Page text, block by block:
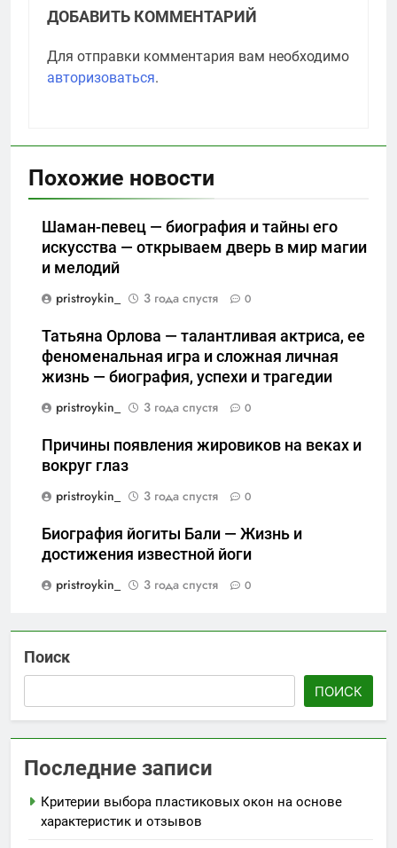
ДОБАВИТЬ КОММЕНТАРИЙ
Для отправки комментария вам необходимо
авторизоваться.
Похожие новости
Шаман-певец — биография и тайны его
искусства — открываем дверь в мир магии
и мелодий
pristroykin_
3 года спустя 0
Татьяна Орлова — талантливая актриса, ее
феноменальная игра и сложная личная
жизнь — биография, успехи и трагедии
pristroykin_
3 года спустя 0
Причины появления жировиков на веках и
вокруг глаз
pristroykin_
3 года спустя 0
Биография йогиты Бали — Жизнь и
достижения известной йоги
pristroykin_
3 года спустя 0
Поиск
ПОИСК
Последние записи
Критерии выбора пластиковых окон на основе
характеристик и отзывов